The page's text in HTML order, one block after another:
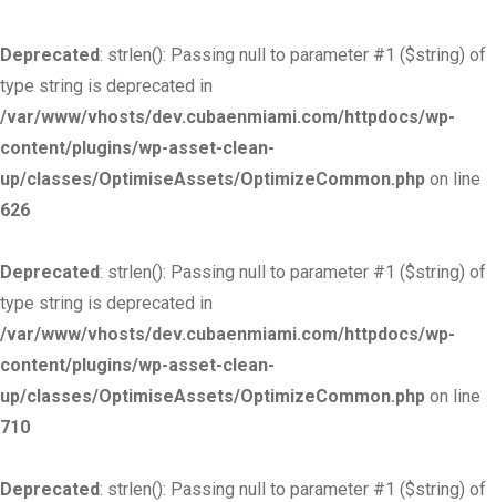
Deprecated: strlen(): Passing null to parameter #1 ($string) of
type string is deprecated in
/var/www/vhosts/dev.cubaenmiami.com/httpdocs/wp-
content/plugins/wp-asset-clean-
up/classes/OptimiseAssets/OptimizeCommon.php on line
626
Deprecated: strlen(): Passing null to parameter #1 ($string) of
type string is deprecated in
/var/www/vhosts/dev.cubaenmiami.com/httpdocs/wp-
content/plugins/wp-asset-clean-
up/classes/OptimiseAssets/OptimizeCommon.php on line
710
Deprecated: strlen(): Passing null to parameter #1 ($string) of